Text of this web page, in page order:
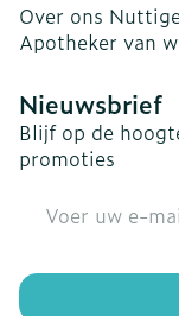
Over ons
Apotheker van
Nieuwsbrief
Blijf op de
promoties